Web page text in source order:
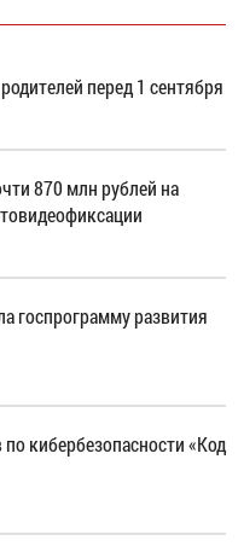
перед 1 сентября
870 млн рублей на
госпрограмму развития
кибербезопасности «Код